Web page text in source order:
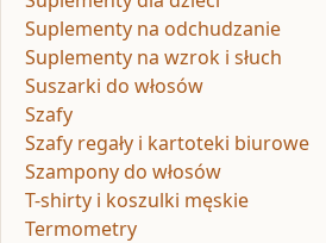
Suplementy na odchudzanie
Suplementy na wzrok i słuch
Suszarki do włosów
Szafy
Szafy regały i kartoteki biurowe
Szampony do włosów
T-shirty i koszulki męskie
Termometry